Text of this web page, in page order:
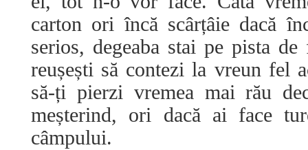
carton ori încă scârțâie dacă
serios, degeaba stai pe pista
reușești să contezi la vreun fel
să-ți pierzi vremea mai rău
meșterind, ori dacă ai face
câmpului.